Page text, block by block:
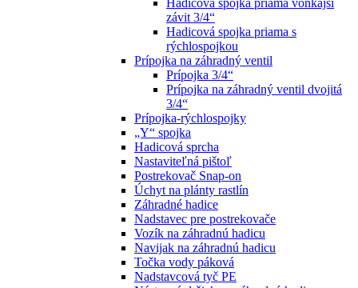
závit 3/4“
Hadicová spojka priama s
rýchlospojkou
Prípojka na záhradný ventil
Prípojka 3/4“
Prípojka na záhradný ventil dvojitá
3/4“
Prípojka-rýchlospojky
„Y“ spojka
Hadicová sprcha
Nastaviteľná pištoľ
Postrekovač Snap-on
Úchyt na plánty rastlín
Záhradné hadice
Nadstavec pre postrekovače
Vozík na záhradnú hadicu
Navijak na záhradnú hadicu
Točka vody páková
Nadstavcová tyč PE